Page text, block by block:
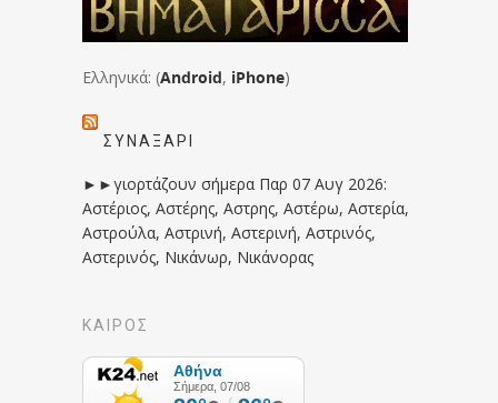
Ελληνικά: (Android, iPhone)
ΣΥΝΑΞΆΡΙ
►►γιορτάζουν σήμερα Παρ 07 Αυγ 2026:
Αστέριος, Αστέρης, Αστρης, Αστέρω, Αστερία,
Αστρούλα, Αστρινή, Αστερινή, Αστρινός,
Αστερινός, Νικάνωρ, Νικάνορας
ΚΑΙΡΟΣ